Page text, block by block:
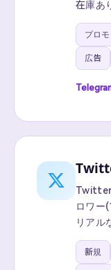
在庫あ
プロモ
広告
Twitter
ロワー
リアル
新規